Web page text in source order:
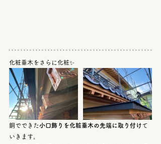
化粧垂木をさらに化粧✨
銅でできた小口飾りを化粧垂木の先端に取り付けて
いきます。